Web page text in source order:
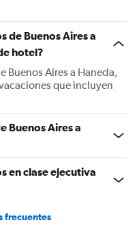
de Buenos Aires a
hotel?
Buenos Aires a Haneda,
que incluyen
Buenos Aires a
en clase ejecutiva
frecuentes